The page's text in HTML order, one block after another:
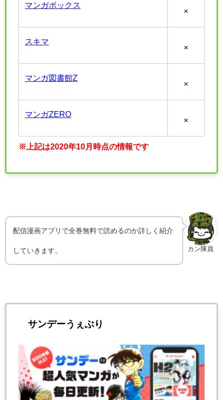
マンガボックス
×
スキマ
×
マンガ図書館Z
×
マンガZERO
×
※上記は2020年10月時点の情報です
カン隊員
配信漫画アプリで全巻無料で読めるのか詳しく紹介
していきます。
サンデーうぇぶり